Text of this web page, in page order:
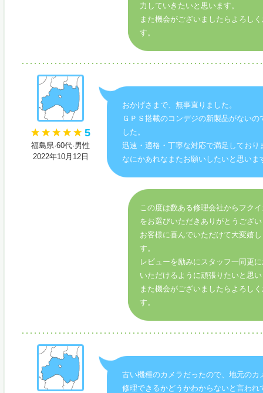
力していきたいと思います。
また機会がございましたらよろし
す。
5
福島県·60代·男性
2022年10月12日
おかげさまで、無事直りました。
ＧＰＳ搭載のコンデジの新製品がないの
した。
迅速・適格・丁寧な対応で満足しており
なにかあれなまたお願いしたいと思いま
この度は数ある修理会社からフク
をお選びいただきありがとうござ
お客様に喜んでいただけて大変嬉
す。
レビューを励みにスタッフ一同更
いただけるように頑張りたいと思
また機会がございましたらよろし
す。
古い機種のカメラだったので、地元のカ
修理できるかどうかわからないと言われ